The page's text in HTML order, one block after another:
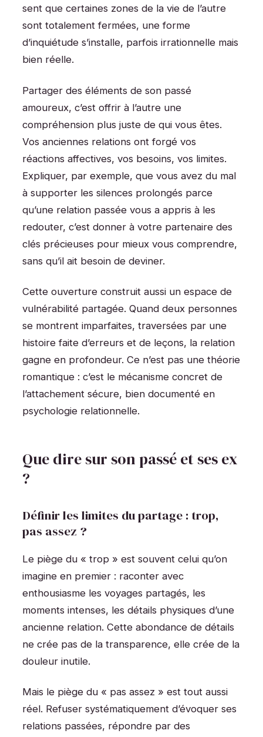
sent que certaines zones de la vie de l’autre
sont totalement fermées, une forme
d’inquiétude s’installe, parfois irrationnelle mais
bien réelle.
Partager des éléments de son passé
amoureux, c’est offrir à l’autre une
compréhension plus juste de qui vous êtes.
Vos anciennes relations ont forgé vos
réactions affectives, vos besoins, vos limites.
Expliquer, par exemple, que vous avez du mal
à supporter les silences prolongés parce
qu’une relation passée vous a appris à les
redouter, c’est donner à votre partenaire des
clés précieuses pour mieux vous comprendre,
sans qu’il ait besoin de deviner.
Cette ouverture construit aussi un espace de
vulnérabilité partagée. Quand deux personnes
se montrent imparfaites, traversées par une
histoire faite d’erreurs et de leçons, la relation
gagne en profondeur. Ce n’est pas une théorie
romantique : c’est le mécanisme concret de
l’attachement sécure, bien documenté en
psychologie relationnelle.
Que dire sur son passé et ses ex
?
Définir les limites du partage : trop,
pas assez ?
Le piège du « trop » est souvent celui qu’on
imagine en premier : raconter avec
enthousiasme les voyages partagés, les
moments intenses, les détails physiques d’une
ancienne relation. Cette abondance de détails
ne crée pas de la transparence, elle crée de la
douleur inutile.
Mais le piège du « pas assez » est tout aussi
réel. Refuser systématiquement d’évoquer ses
relations passées, répondre par des